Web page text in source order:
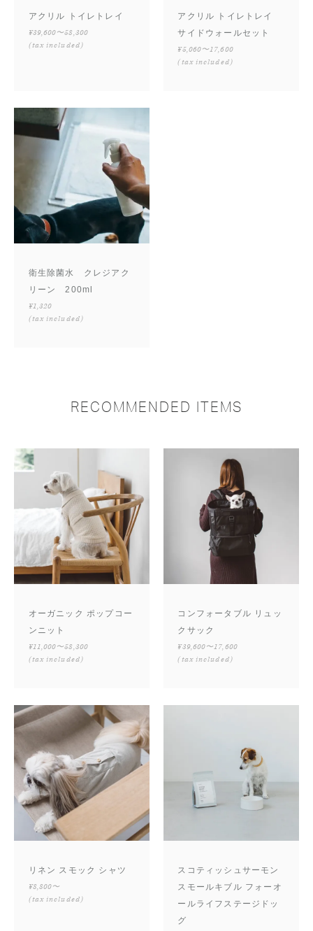
アクリル トイレトレイ
¥39,600〜58,300
(tax included)
アクリル トイレトレイ
サイドウォールセット
¥5,060〜17,600
(tax included)
衛生除菌水 クレジアク
リーン 200ml
¥1,320
(tax included)
RECOMMENDED ITEMS
オーガニック ポップコー
ンニット
¥11,000〜58,300
(tax included)
コンフォータブル リュッ
クサック
¥39,600〜17,600
(tax included)
リネン スモック シャツ
¥8,800〜
(tax included)
スコティッシュサーモン
スモールキブル フォーオ
ールライフステージドッ
グ